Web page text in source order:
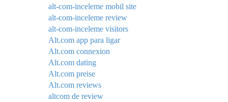
alt-com-inceleme mobil site
alt-com-inceleme review
alt-com-inceleme visitors
Alt.com app para ligar
Alt.com connexion
Alt.com dating
Alt.com preise
Alt.com reviews
altcom de review